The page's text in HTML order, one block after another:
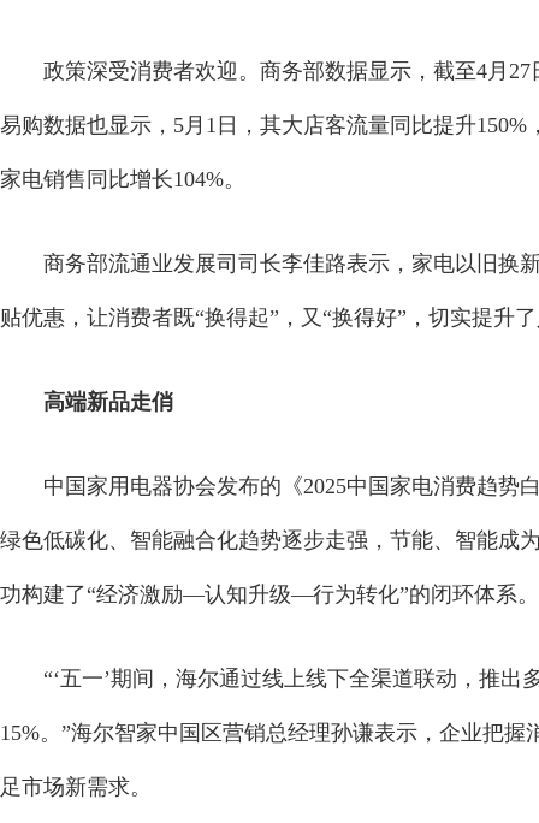
政策深受消费者欢迎。商务部数据显示，截至4月
易购数据也显示，5月1日，其大店客流量同比提升
家电销售同比增长104%。
商务部流通业发展司司长李佳路表示，家电以旧换
贴优惠，让消费者既“换得起”，又“换得好”，切实提升
高端新品走俏
中国家用电器协会发布的《2025中国家电消费趋势
绿色低碳化、智能融合化趋势逐步走强，节能、智能成
功构建了“经济激励—认知升级—行为转化”的闭环体系。
“‘五一’期间，海尔通过线上线下全渠道联动，推
15%。”海尔智家中国区营销总经理孙谦表示，企业把
足市场新需求。